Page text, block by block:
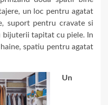
un loc pentru agatat
suport pentru cravate si
bijuterii tapitat cu piele. In
spatiu pentru agatat
Un